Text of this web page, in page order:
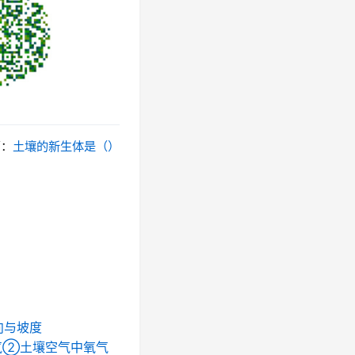
土壤的新生体是（）
坡度
②土壤空气中氧气